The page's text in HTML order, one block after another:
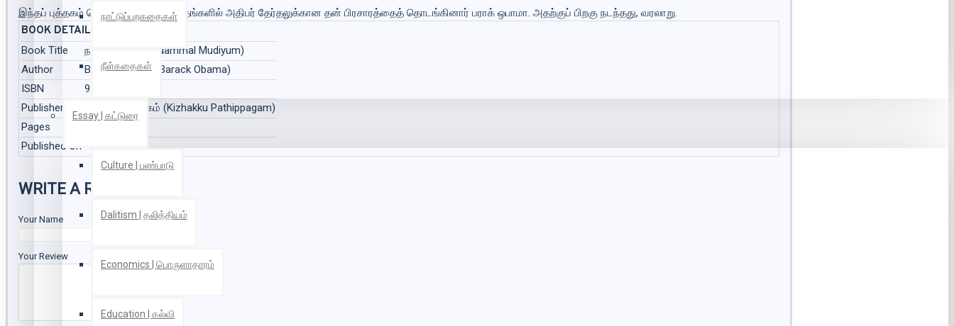
நாட்டுப்புறகதைகள்
நீள்கதைகள்
Essay | கட்டுரை
Culture | பண்பாடு
Dalitism | தலித்தியம்
Economics | பொருளாதாரம்
Education | கல்வி
இந்தப் புத்தகம் வெளிவந்து மூன்று மாதங்களில் அதிபர் தேர்தலுக்கான தன் பிரசாரத்தைத் தொடங்கினார் பராக் ஒபாமா. அதற்குப் பிறகு நடந்தது, வரலாறு.
BOOK DETAILS
Book Title
நம்மால் முடியும் (Nammal Mudiyum)
Author
Barack Obama (Barack Obama)
ISBN
9788184934663
Publisher
கிழக்கு பதிப்பகம் (Kizhakku Pathippagam)
Pages
Published On
WRITE A REVIEW
Your Name
Your Review